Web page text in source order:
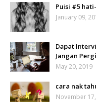
Puisi #5
January 09,
Dapat
Jangan
May 20, 2019
cara nak
November